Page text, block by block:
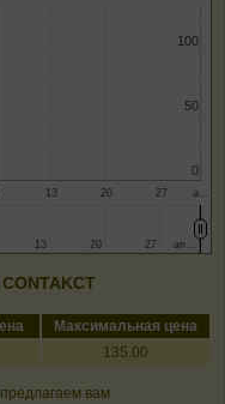
а…
13 20 27
0
0
50
50
100
100
ап…
ап…
13
13 20
20 27
27
Максимальная цена
135.00
вам